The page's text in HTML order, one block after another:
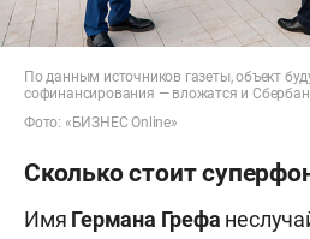
По данным источников газеты, объект
софинансирования — вложатся и
Фото: «БИЗНЕС Online»
Сколько стоит
Имя Германа Грефа